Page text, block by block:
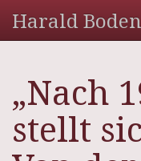
Harald
„Nach
stellt